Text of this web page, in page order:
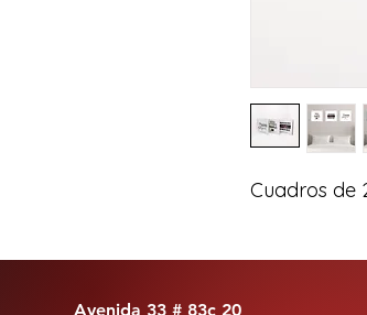
Cuadros de
Avenida 33 # 83c 20